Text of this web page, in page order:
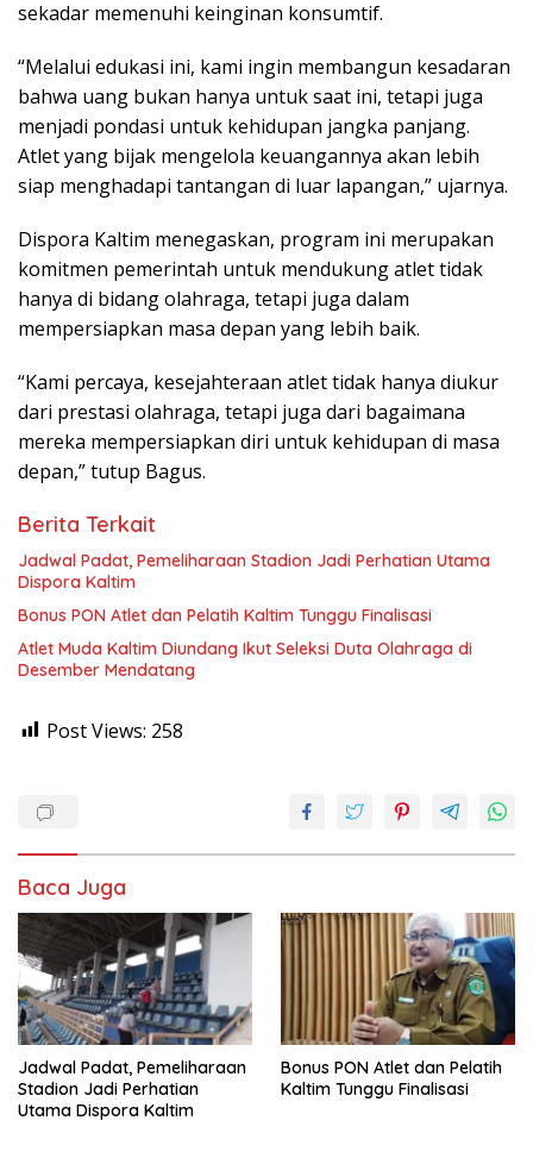
sekadar memenuhi keinginan konsumtif.
“Melalui edukasi ini, kami ingin membangun kesadaran
bahwa uang bukan hanya untuk saat ini, tetapi juga
menjadi pondasi untuk kehidupan jangka panjang.
Atlet yang bijak mengelola keuangannya akan lebih
siap menghadapi tantangan di luar lapangan,” ujarnya.
Dispora Kaltim menegaskan, program ini merupakan
komitmen pemerintah untuk mendukung atlet tidak
hanya di bidang olahraga, tetapi juga dalam
mempersiapkan masa depan yang lebih baik.
“Kami percaya, kesejahteraan atlet tidak hanya diukur
dari prestasi olahraga, tetapi juga dari bagaimana
mereka mempersiapkan diri untuk kehidupan di masa
depan,” tutup Bagus.
Berita Terkait
Jadwal Padat, Pemeliharaan Stadion Jadi Perhatian Utama
Dispora Kaltim
Bonus PON Atlet dan Pelatih Kaltim Tunggu Finalisasi
Atlet Muda Kaltim Diundang Ikut Seleksi Duta Olahraga di
Desember Mendatang
Post Views: 258
Baca Juga
Jadwal Padat, Pemeliharaan
Stadion Jadi Perhatian
Utama Dispora Kaltim
Bonus PON Atlet dan Pelatih
Kaltim Tunggu Finalisasi